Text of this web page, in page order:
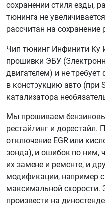
сохранении стиля езды,
тюнинга не
рассчитан на сохранение
Чип тюнинг Инфинити Ку
прошивки ЭБУ
двигателем) и не
в конструкцию авто (при
катализатора
Мы прошиваем
рестайлинг и дорестайл.
отключение EGR или
зонда), и ошибок по ним,
их замене и ремонте, и
модификации, например
максимальной
произвести на